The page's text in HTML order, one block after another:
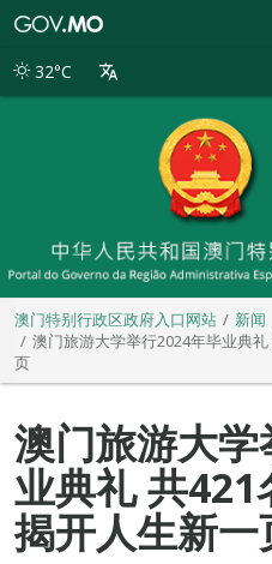
别
32°C
澳门特别行政区政府入口网站
新闻
澳门旅游大学举行2024年毕业典
页
澳门旅游大
业典礼 共
揭开人生新一